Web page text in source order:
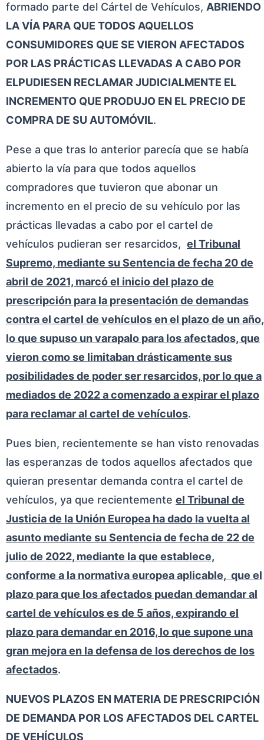
formado parte del Cártel de Vehículos, ABRIENDO
LA VÍA PARA QUE TODOS AQUELLOS
CONSUMIDORES QUE SE VIERON AFECTADOS
POR LAS PRÁCTICAS LLEVADAS A CABO POR
ELPUDIESEN RECLAMAR JUDICIALMENTE EL
INCREMENTO QUE PRODUJO EN EL PRECIO DE
COMPRA DE SU AUTOMÓVIL.
Pese a que tras lo anterior parecía que se había
abierto la vía para que todos aquellos
compradores que tuvieron que abonar un
incremento en el precio de su vehículo por las
prácticas llevadas a cabo por el cartel de
vehículos pudieran ser resarcidos, el Tribunal
Supremo, mediante su Sentencia de fecha 20 de
abril de 2021, marcó el inicio del plazo de
prescripción para la presentación de demandas
contra el cartel de vehículos en el plazo de un año,
lo que supuso un varapalo para los afectados, que
vieron como se limitaban drásticamente sus
posibilidades de poder ser resarcidos, por lo que a
mediados de 2022 a comenzado a expirar el plazo
para reclamar al cartel de vehículos.
Pues bien, recientemente se han visto renovadas
las esperanzas de todos aquellos afectados que
quieran presentar demanda contra el cartel de
vehículos, ya que recientemente el Tribunal de
Justicia de la Unión Europea ha dado la vuelta al
asunto mediante su Sentencia de fecha de 22 de
julio de 2022, mediante la que establece,
conforme a la normativa europea aplicable, que el
plazo para que los afectados puedan demandar al
cartel de vehículos es de 5 años, expirando el
plazo para demandar en 2016, lo que supone una
gran mejora en la defensa de los derechos de los
afectados.
NUEVOS PLAZOS EN MATERIA DE PRESCRIPCIÓN
DE DEMANDA POR LOS AFECTADOS DEL CARTEL
DE VEHÍCULOS